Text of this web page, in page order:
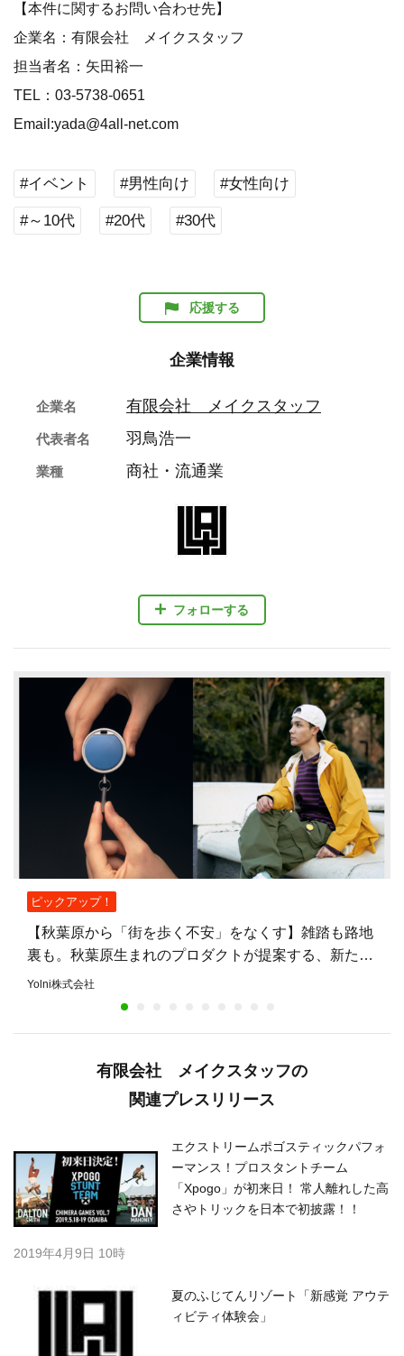
【本件に関するお問い合わせ先】
企業名：有限会社 メイクスタッフ
担当者名：矢田裕一
TEL：03-5738-0651
Email:yada@4all-net.com
#イベント #男性向け #女性向け
#～10代 #20代 #30代
応援する
企業情報
フォローする
企業名 有限会社 メイクスタッフ
代表者名 羽鳥浩一
業種 商社・流通業
ピックアップ！
【秋葉原から「街を歩く不安」をなくす】雑踏も路地
裏も。秋葉原生まれのプロダクトが提案する、新たな
安心のまちづくり
Yolni株式会社
有限会社 メイクスタッフの
関連プレスリリース
エクストリームポゴスティックパフォ
ーマンス！プロスタントチーム
「Xpogo」が初来日！ 常人離れした高
さやトリックを日本で初披露！！
2019年4月9日 10時
夏のふじてんリゾート「新感覚 アウテ
ィビティ体験会」